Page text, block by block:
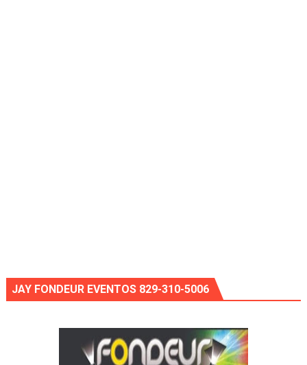
JAY FONDEUR EVENTOS 829-310-5006